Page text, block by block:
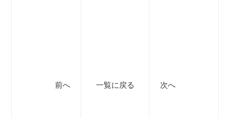
前へ 一覧に戻る 次へ